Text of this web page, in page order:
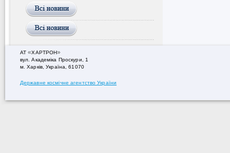
АТ«ХАРТРОН»
вул. Академiка Проскури, 1
м. Харків, Україна, 61070
Державне космічне агентство України